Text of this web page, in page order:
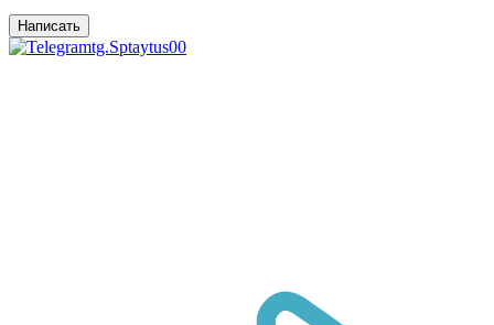
Написать
tg.Sptaytus00